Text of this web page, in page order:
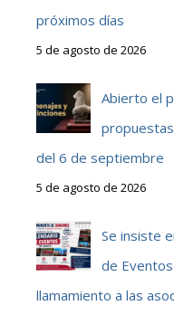
próximos días
5 de agosto de 2026
Abierto el
del 6 de septiembre
5 de agosto de 2026
Se insiste
de
llamamiento a las